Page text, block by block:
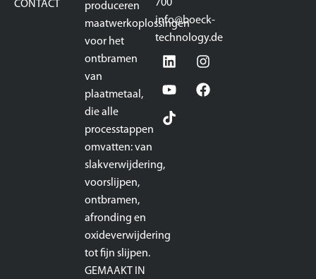
CONTACT
produceren
maatwerkoplossingen
voor het
ontbramen
van
plaatmetaal,
die alle
processtappen
omvatten: van
slakverwijdering,
voorslijpen,
ontbramen,
afronding en
oxideverwijdering
tot fijn slijpen.
GEMAAKT IN
700
info@boeck-
technology.de